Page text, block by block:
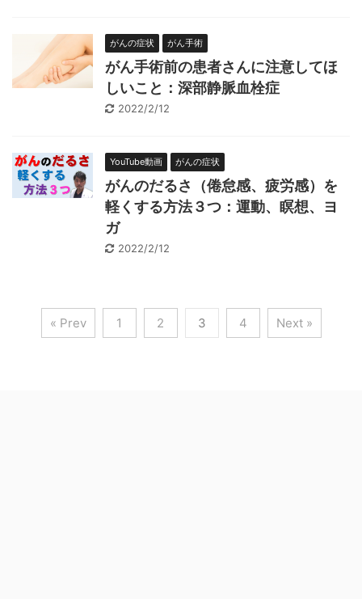
がんの症状 がん手術
がん手術前の患者さんに注意してほ
しいこと：深部静脈血栓症
2022/2/12
YouTube動画 がんの症状
がんのだるさ（倦怠感、疲労感）を
軽くする方法３つ：運動、瞑想、ヨ
ガ
2022/2/12
« Prev 1 2 3 4 Next »